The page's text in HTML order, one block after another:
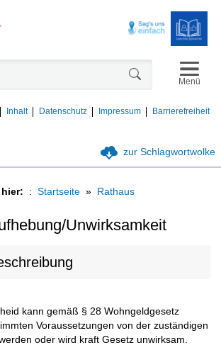
Inhalt Datenschutz Impressum Barrierefreiheit
Menü
zur Schlagwortwolke
Startseite Rathaus
Unwirksamkeit
kann gemäß § 28 Wohngeldgesetz
Voraussetzungen von der zuständigen
oder wird kraft Gesetz unwirksam.